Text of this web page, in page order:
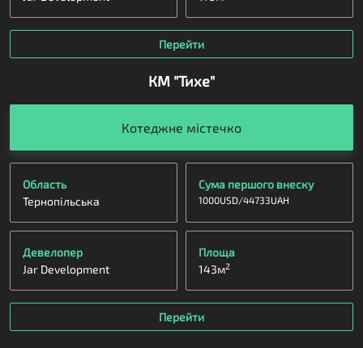
Перейти
КМ "Тихе"
Котеджне містечко
Область
Тернопільська
Сума першого внеску
1000USD/44733UAH
Девелопер
Jar Development
Площа
143м2
Перейти